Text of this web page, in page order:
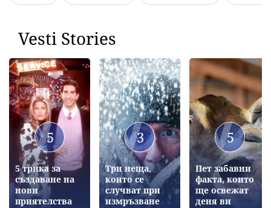
Vesti Stories
5
5 трика за
създаване на
нови
приятелства
3
Три неща,
които се
случват при
измръзване
5
Пет забавни
факта, които
ще освежат
деня ви